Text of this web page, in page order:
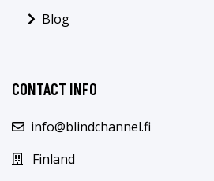
Blog
CONTACT INFO
info@blindchannel.fi
Finland